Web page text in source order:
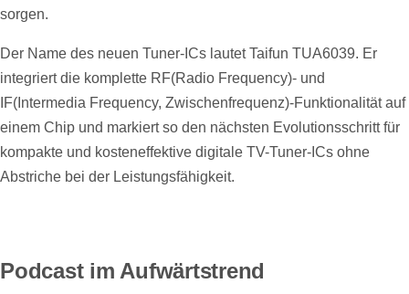
sorgen.
Der Name des neuen Tuner-ICs lautet Taifun TUA6039. Er
integriert die komplette RF(Radio Frequency)- und
IF(Intermedia Frequency, Zwischenfrequenz)-Funktionalität auf
einem Chip und markiert so den nächsten Evolutionsschritt für
kompakte und kosteneffektive digitale TV-Tuner-ICs ohne
Abstriche bei der Leistungsfähigkeit.
Podcast im Aufwärtstrend